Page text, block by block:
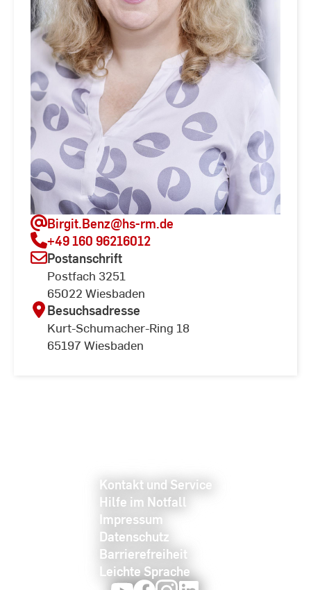
Birgit.Benz@hs-rm.de
+49 160 96216012
Postanschrift
Postfach 3251
65022 Wiesbaden
Besuchsadresse
Kurt-Schumacher-Ring 18
65197 Wiesbaden
Kontakt und Service
Hilfe im Notfall
Impressum
Datenschutz
Barrierefreiheit
Leichte Sprache